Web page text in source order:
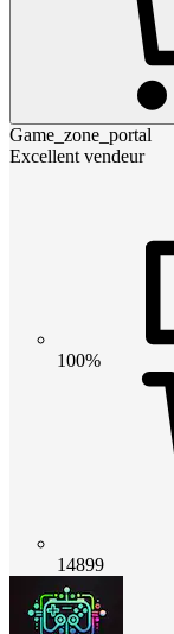
Game_zone_portal
Excellent vendeur
100%
14899